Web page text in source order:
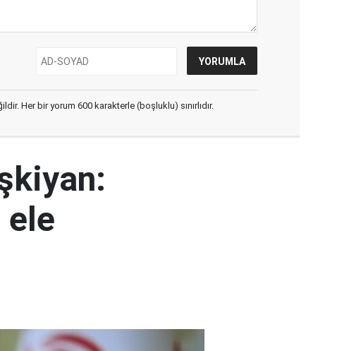
Her bir yorum 600 karakterle (boşluklu) sınırlıdır.